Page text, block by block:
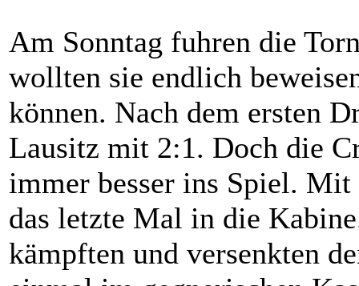
Am Sonntag fuhren die
wollten sie endlich
können. Nach dem ersten
Lausitz mit 2:1. Doch die
immer besser ins Spiel.
das letzte Mal in die
kämpften und versenkten